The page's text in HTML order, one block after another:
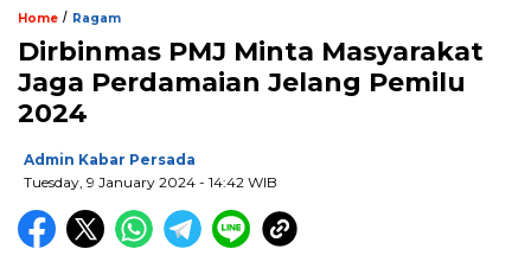
Home / Ragam
Dirbinmas PMJ Minta Masyarakat
Jaga Perdamaian Jelang Pemilu
2024
Admin Kabar Persada
Tuesday, 9 January 2024 - 14:42 WIB